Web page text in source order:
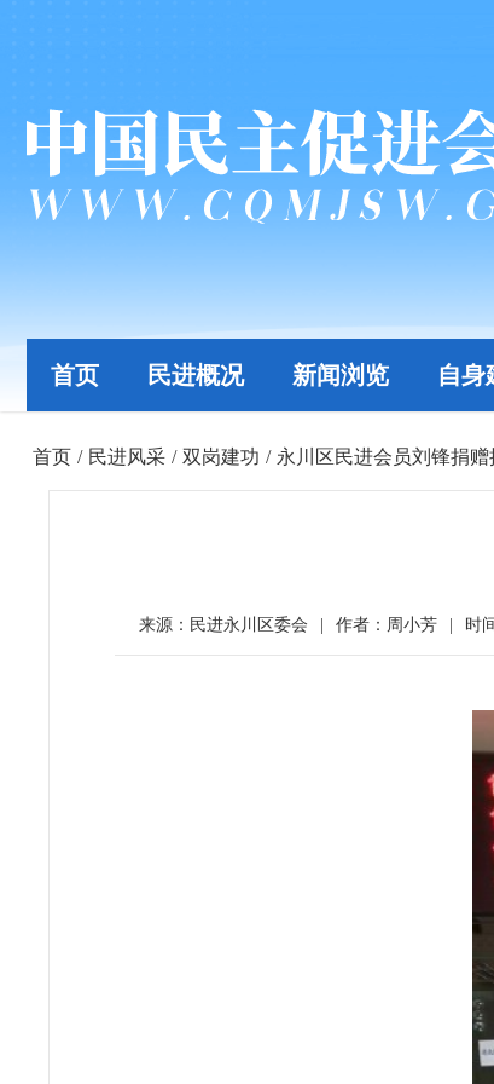
首页 民进概况 新闻浏览 自身
首页 / 民进风采 / 双岗建功 / 永川区民进会员刘锋捐
来源：民进永川区委会 作者：周小芳 时